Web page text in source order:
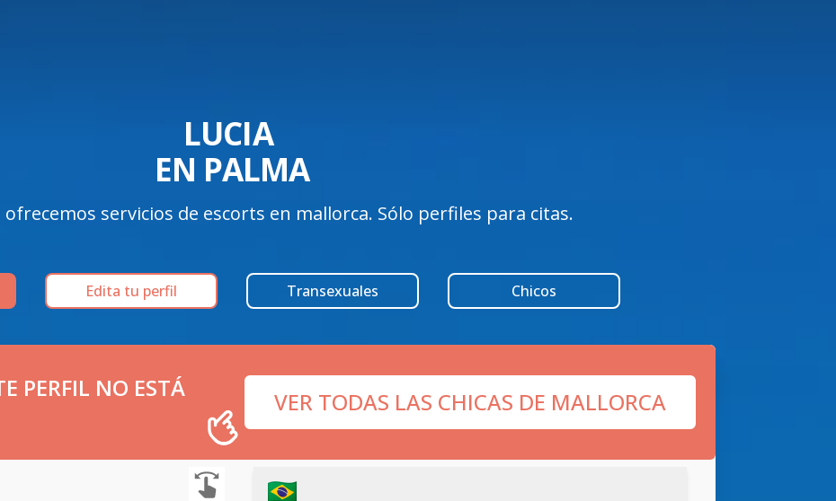
LUCIA
EN PALMA
ofrecemos servicios de escorts en mallorca. Sólo perfiles para citas.
Edita tu perfil Transexuales Chicos
PERFIL NO ESTÁ
VER TODAS LAS CHICAS DE MALLORCA